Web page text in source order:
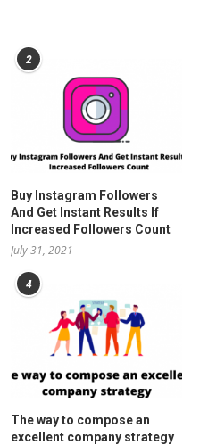
2
Buy Instagram Followers
And Get Instant Results If
Increased Followers Count
July 31, 2021
4
The way to compose an
excellent company strategy